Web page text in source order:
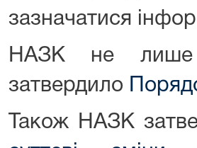
зазначатися
НАЗК не
затвердило
Також НАЗК